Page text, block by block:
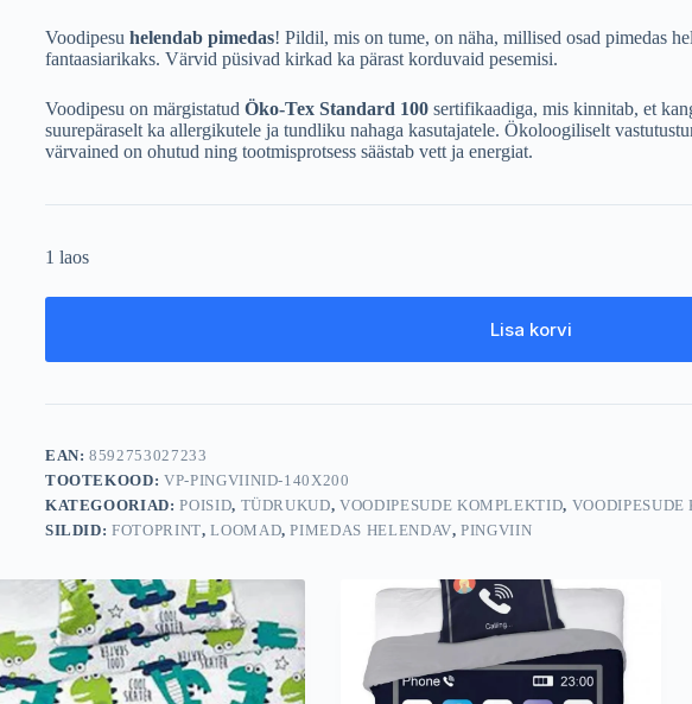
Voodipesu helendab pimedas! Pildil, mis on tume, on näha, millised osad pimedas
fantaasiarikaks. Värvid püsivad kirkad ka pärast korduvaid pesemisi.
Voodipesu on märgistatud Öko-Tex Standard 100sertifikaadiga, mis kinnitab, et
suurepäraselt ka allergikutele ja tundliku nahaga kasutajatele. Ökoloogiliselt
värvained on ohutud ning tootmisprotsess säästab vett ja energiat.
1 laos
Lisa korvi
EAN:8592753027233
TOOTEKOOD:VP-PINGVIINID-140X200
KATEGOORIAD:POISID, TÜDRUKUD,VOODIPESUDE KOMPLEKTID,
SILDID:FOTOPRINT,LOOMAD,PIMEDAS HELENDAV,PINGVIIN